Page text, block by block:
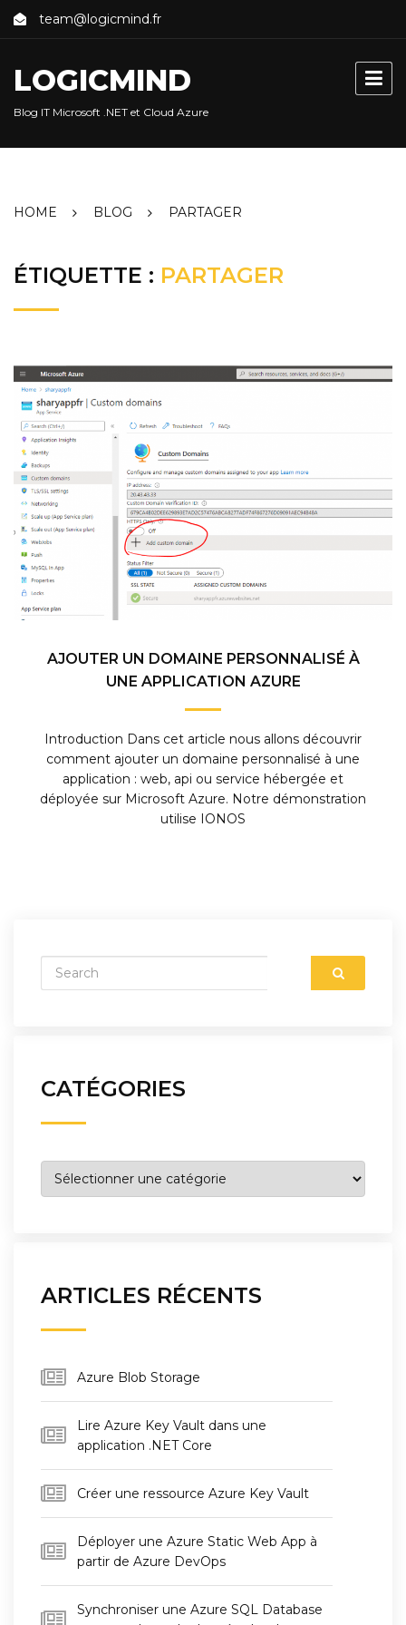
Skip
team@logicmind.fr
LOGICMIND
Blog IT Microsoft .NET et Cloud Azure
HOME BLOG PARTAGER
ÉTIQUETTE : PARTAGER
AJOUTER UN DOMAINE PERSONNALISÉ À
UNE APPLICATION AZURE
Introduction Dans cet article nous allons découvrir
comment ajouter un domaine personnalisé à une
application : web, api ou service hébergée et
déployée sur Microsoft Azure. Notre démonstration
utilise IONOS
CATÉGORIES
Catégories
ARTICLES RÉCENTS
Azure Blob Storage
Lire Azure Key Vault dans une
application .NET Core
Créer une ressource Azure Key Vault
Déployer une Azure Static Web App à
partir de Azure DevOps
Synchroniser une Azure SQL Database